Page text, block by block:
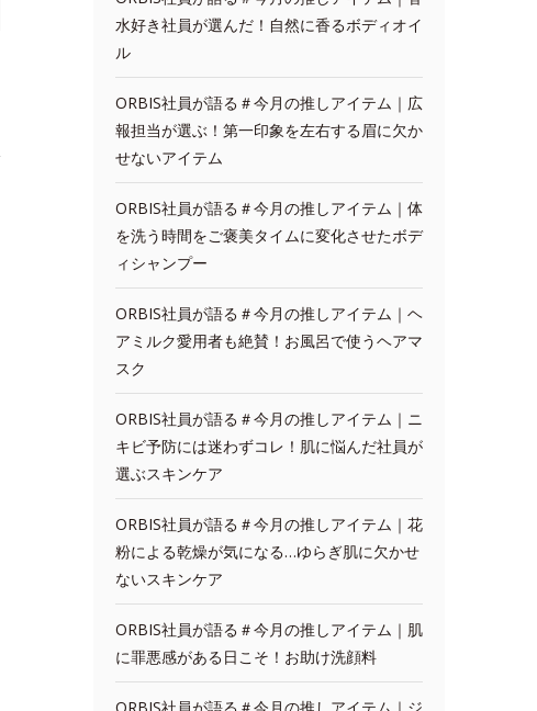
水好き社員が選んだ！自然に香るボディオイ
ル
ORBIS社員が語る＃今月の推しアイテム｜広
報担当が選ぶ！第一印象を左右する眉に欠か
せないアイテム
ORBIS社員が語る＃今月の推しアイテム｜体
を洗う時間をご褒美タイムに変化させたボデ
ィシャンプー
ORBIS社員が語る＃今月の推しアイテム｜ヘ
アミルク愛用者も絶賛！お風呂で使うヘアマ
スク
ORBIS社員が語る＃今月の推しアイテム｜ニ
キビ予防には迷わずコレ！肌に悩んだ社員が
選ぶスキンケア
ORBIS社員が語る＃今月の推しアイテム｜花
粉による乾燥が気になる…ゆらぎ肌に欠かせ
ないスキンケア
ORBIS社員が語る＃今月の推しアイテム｜肌
に罪悪感がある日こそ！お助け洗顔料